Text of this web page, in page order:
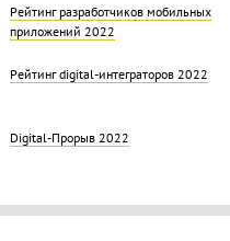
Рейтинг разработчиков мобильных
приложений 2022
Рейтинг digital-интеграторов 2022
Digital-Прорыв 2022